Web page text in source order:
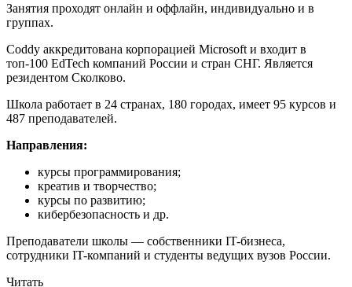
Занятия проходят онлайн и оффлайн, индивидуально и в
группах.
Coddy аккредитована корпорацией Microsoft и входит в
топ-100 EdTech компаний России и стран СНГ. Является
резидентом Сколково.
Школа работает в 24 странах, 180 городах, имеет 95 курсов и
487 преподавателей.
Направления:
курсы программирования;
креатив и творчество;
курсы по развитию;
кибербезопасность и др.
Преподаватели школы — собственники IT-бизнеса,
сотрудники IT-компаний и студенты ведущих вузов России.
Читать